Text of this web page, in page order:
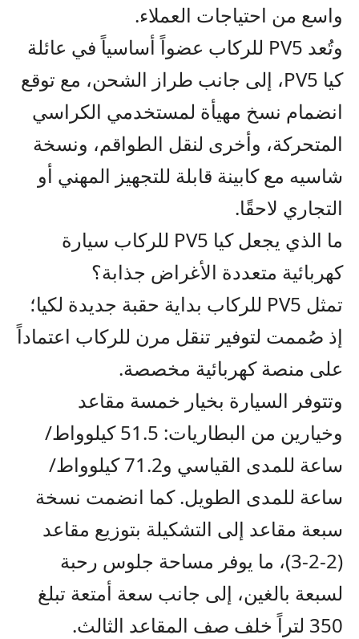
واسع من احتياجات العملاء.
وتُعد PV5 للركاب عضواًأساسياًفي عائلة
كيا PV5، إلى جانب طراز الشحن، مع توقع
انضمام نسخ مهيأة لمستخدمي الكراسي
المتحركة، وأخرى لنقل الطواقم، ونسخة
شاسيه مع كابينة قابلة للتجهيز المهني أو
التجاري لاحقًا.
ما الذي يجعل كيا PV5 للركاب سيارة
كهربائية متعددة الأغراض جذابة؟
تمثل PV5 للركاب بداية حقبة جديدة لكيا؛
إذ صُممت لتوفير تنقل مرن للركاب اعتماداً
على منصة كهربائية مخصصة.
وتتوفر السيارة بخيار خمسة مقاعد
وخيارين من البطاريات: 51.5 كيلوواط/
ساعة للمدى القياسي و71.2 كيلوواط/
ساعة للمدى الطويل. كما انضمت نسخة
سبعة مقاعد إلى التشكيلة بتوزيع مقاعد
(2-2-3)، ما يوفر مساحة جلوس رحبة
لسبعة بالغين، إلى جانب سعة أمتعة تبلغ
350 لتر
اًخلف صف المقاعد الثالث.